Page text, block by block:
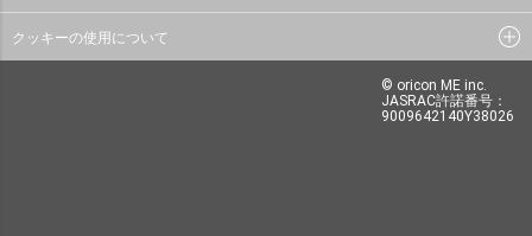
クッキーの使用について
© oricon ME inc.
JASRAC許諾番号：
9009642140Y38026